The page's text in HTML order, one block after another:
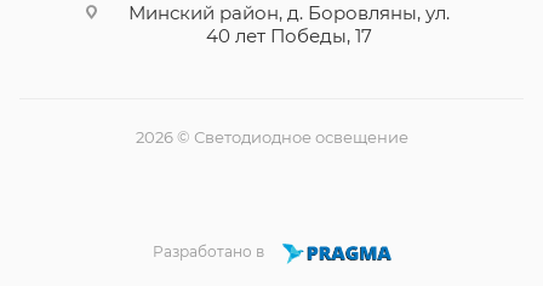
Минский район, д. Боровляны, ул.
40 лет Победы, 17
2026 © Светодиодное освещение
Разработано в